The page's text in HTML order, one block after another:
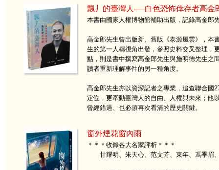
飄丿的臺灣人──白色恐怖倖存者高金
本書由國家人權博物館補助出版，記錄高金郎
高金郎先生曾出版新、舊版《泰源風雲》，本
生的第一人稱視角出發，參照史料交叉整理，
點，則是書中撰寫高金郎先生與施明德先生之
讀者重新理解事件的另一種角度。
高金郎先生亦以資深記者之專業，追查聯合國
定位，更牽動臺灣人的自由、人權與未來；他
曾經錯過、也必須再次看清的歷史關鍵。
窗外煙花窗內雨
＊＊＊收錄各大名家評析＊＊＊
甘耀明、朱天心、范文芳、東年、馮季眉